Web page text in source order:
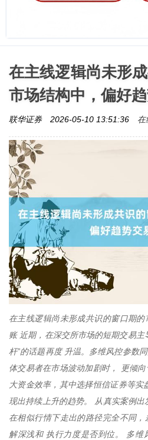
在主线逻辑尚未形
市场结构中，偏好
联华证券 2026-05-10 13:51:36
在主线逻辑尚未形成共识的窗口期
账 近期，在深交所市场的短期交易主
杆”的话题再度 升温。多维风控参数
体交易者在市场波动加剧时， 更倾
大资金效率，其中选择恒信证券等
现出持续上升的趋势。 从真实案例
在相似行情下走出的路径完全不同
解深浅和 执行力度是否到位。 多维